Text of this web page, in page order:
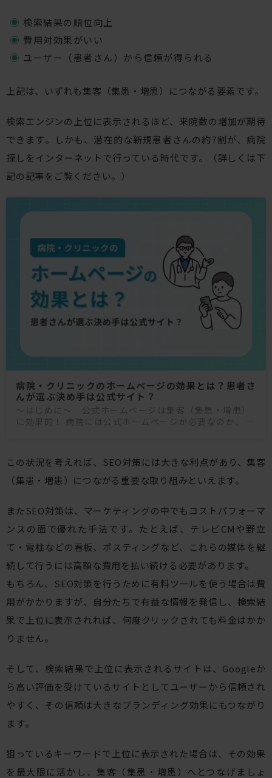
検索結果の順位向上
費用対効果がいい
ユーザー（患者さん）から信頼が得られる
上記は、いずれも集客（集患・増患）につながる要素です。
検索エンジンの上位に表示されるほど、来院数の増加が期待
できます。しかも、潜在的な新規患者さんの約7割が、病院
探しをインターネットで行っている時代です。（詳しくは下
記の記事をご覧ください。）
病院・クリニックのホームページの効果とは？患者さ
んが選ぶ決め手は公式サイト？
〜はじめに〜 公式ホームページは集客（集患・増患）
に効果的！ 病院には公式ホームページが必要なのか、公
この状況を考えれば、SEO対策には大きな利点があり、集客
（集患・増患）につながる重要な取り組みといえます。
またSEO対策は、マーケティングの中でもコストパフォーマ
ンスの面で優れた手法です。たとえば、テレビCMや野立
て・電柱などの看板、ポスティングなど、これらの媒体を継
続して行うには高額な費用を払い続ける必要があります。
もちろん、SEO対策を行うために有料ツールを使う場合は費
用がかかりますが、自分たちで有益な情報を発信し、検索結
果で上位に表示されれば、何度クリックされても料金はかか
りません。
そして、検索結果で上位に表示されるサイトは、Googleか
ら高い評価を受けているサイトとしてユーザーから信頼され
やすく、その信頼は大きなブランディング効果にもつながり
ます。
狙っているキーワードで上位に表示された場合は、その効果
を最大限に活かし、集客（集患・増患）へとつなげましょ